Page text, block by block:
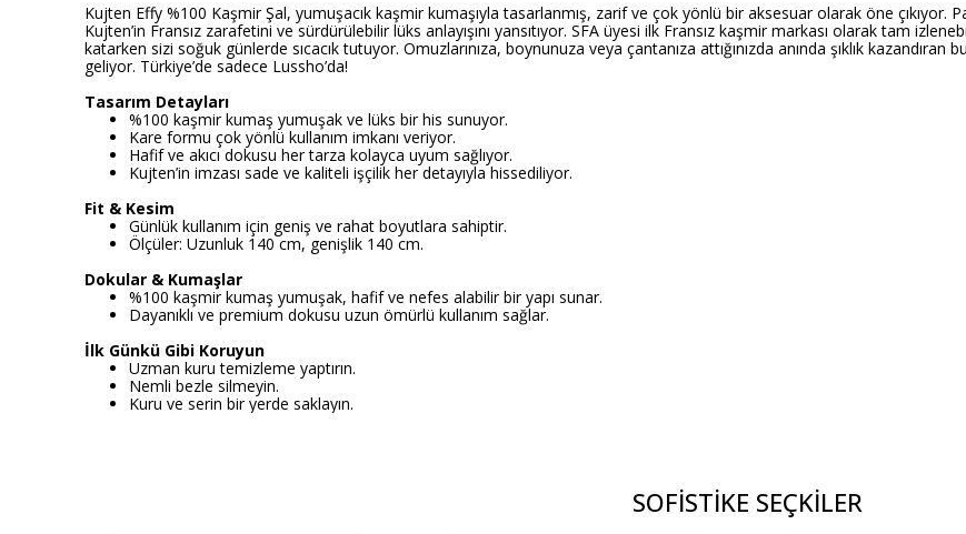
Kujten Effy %100 Kaşmir Şal, yumuşacık kaşmir kumaşıyla tasarlanmış, zarif ve çok yönlü bir aksesuar olarak öne çıkıyor.
Kujten’in Fransız zarafetini ve sürdürülebilir lüks anlayışını yansıtıyor. SFA üyesi ilk Fransız kaşmir markası olarak tam
katarken sizi soğuk günlerde sıcacık tutuyor. Omuzlarınıza, boynunuza veya çantanıza attığınızda anında şıklık
geliyor. Türkiye’de sadece Lussho’da!
Tasarım Detayları
%100 kaşmir kumaş yumuşak ve lüks bir his sunuyor.
Kare formu çok yönlü kullanım imkanı veriyor.
Hafif ve akıcı dokusu her tarza kolayca uyum sağlıyor.
Kujten’in imzası sade ve kaliteli işçilik her detayıyla hissediliyor.
Fit & Kesim
Günlük kullanım için geniş ve rahat boyutlara sahiptir.
Ölçüler: Uzunluk 140 cm, genişlik 140 cm.
Dokular & Kumaşlar
%100 kaşmir kumaş yumuşak, hafif ve nefes alabilir bir yapı sunar.
Dayanıklı ve premium dokusu uzun ömürlü kullanım sağlar.
İlk Günkü Gibi Koruyun
Uzman kuru temizleme yaptırın.
Nemli bezle silmeyin.
Kuru ve serin bir yerde saklayın.
SOFİSTİKE SEÇKİLER